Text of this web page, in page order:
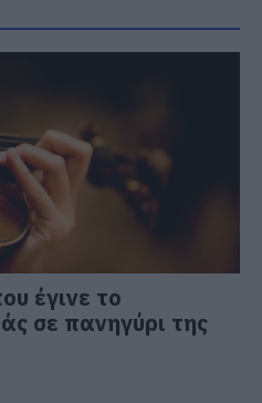
έγινε το
σε πανηγύρι της